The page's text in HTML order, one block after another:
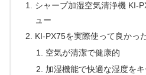
シャープ加湿空気清浄機 KI-
ュー
KI-PX75を実際使って良かっ
空気が清潔で健康的
加湿機能で快適な湿度を